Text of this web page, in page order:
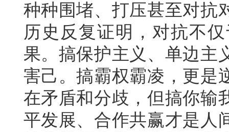
种种围堵、打压甚至对抗
历史反复证明，对抗不
果。搞保护主义、单边主
害己。搞霸权霸凌，更是
在矛盾和分歧，但搞你输
平发展、合作共赢才是人